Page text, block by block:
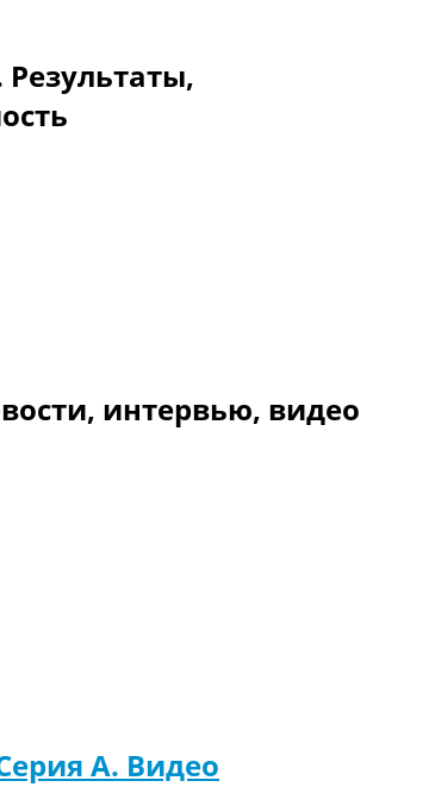
Результаты,
интервью, видео
A. Видео